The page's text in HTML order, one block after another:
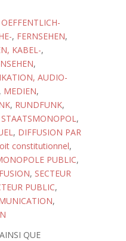
, FERNSEHEN,
KABEL-,
,
AUDIO-
, MEDIEN,
, RUNDFUNK,
STAATSMONOPOL,
, DIFFUSION PAR
constitutionnel,
PUBLIC,
, SECTEUR
PUBLIC,
,
QUE